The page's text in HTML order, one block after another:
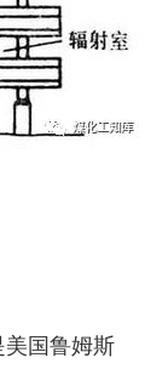
美国鲁姆斯